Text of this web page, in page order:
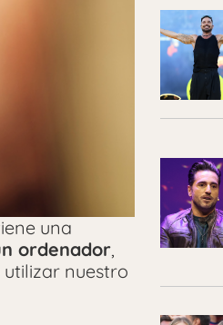
una
ordenador,
nuestro